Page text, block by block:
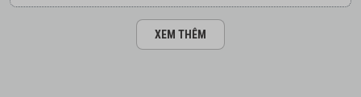
XEM THÊM